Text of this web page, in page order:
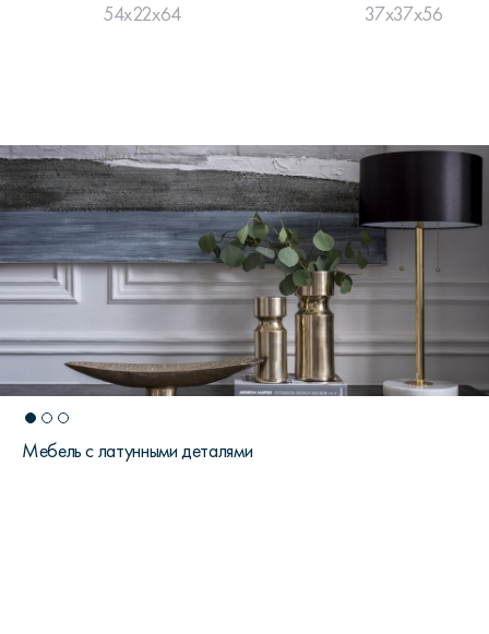
54x22x64
37x37x56
Мебель с латунными деталями